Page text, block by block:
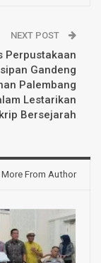
NEXT POST
Perpustakaan
Gandeng
Palembang
Lestarikan
Bersejarah
More From Author